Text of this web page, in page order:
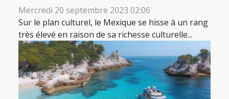
Mercredi 20 septembre 2023 02:06
Sur le plan culturel, le Mexique se hisse à un rang
très élevé en raison de sa richesse culturelle...